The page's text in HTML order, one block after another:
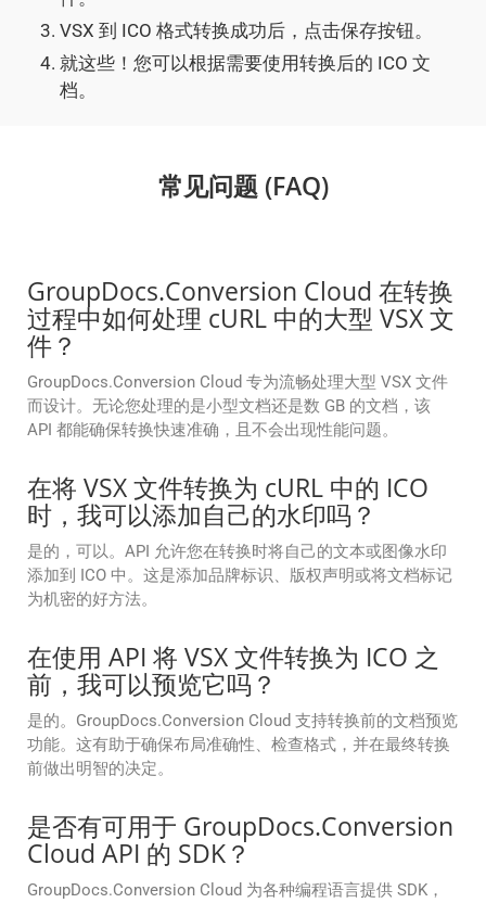
VSX 到 ICO 格式转换成功后，点击保存按钮。
就这些！您可以根据需要使用转换后的 ICO 文
档。
常见问题 (FAQ)
GroupDocs.Conversion Cloud 在转换
过程中如何处理 cURL 中的大型 VSX 文
件？
GroupDocs.Conversion Cloud 专为流畅处理大型 VSX 文件
而设计。无论您处理的是小型文档还是数 GB 的文档，该
API 都能确保转换快速准确，且不会出现性能问题。
在将 VSX 文件转换为 cURL 中的 ICO
时，我可以添加自己的水印吗？
是的，可以。API 允许您在转换时将自己的文本或图像水印
添加到 ICO 中。这是添加品牌标识、版权声明或将文档标记
为机密的好方法。
在使用 API 将 VSX 文件转换为 ICO 之
前，我可以预览它吗？
是的。GroupDocs.Conversion Cloud 支持转换前的文档预览
功能。这有助于确保布局准确性、检查格式，并在最终转换
前做出明智的决定。
是否有可用于 GroupDocs.Conversion
Cloud API 的 SDK？
GroupDocs.Conversion Cloud 为各种编程语言提供 SDK，